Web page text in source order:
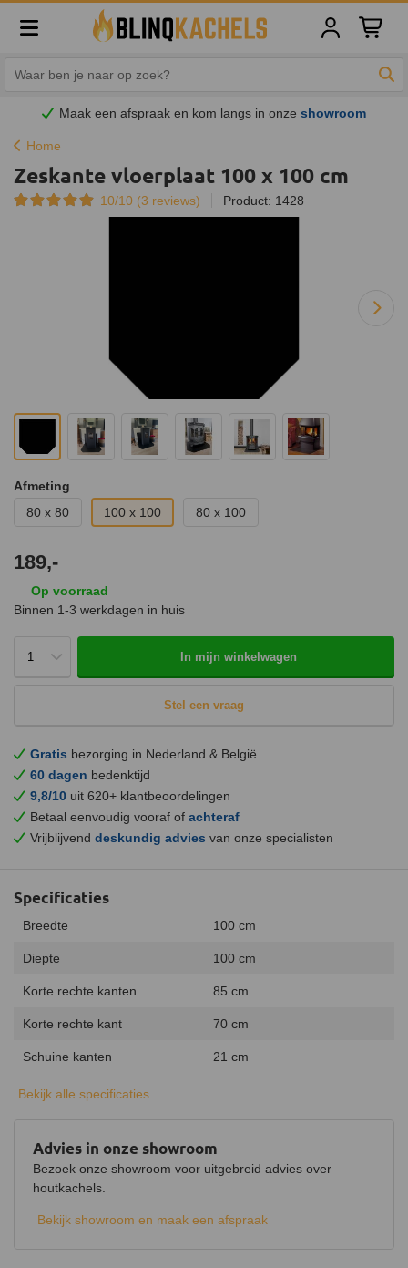
Maak een afspraak en kom langs in onzeshowroom
Home
Zeskante vloerplaat 100 x 100 cm
10/10 (3 reviews) Product: 1428
Afmeting
80 x 80
100 x 100 80 x 100
189,-
Op voorraad
Binnen 1-3 werkdagen in huis
In mijn winkelwagen
Stel een vraag
Gratis bezorging in Nederland & België
60 dagen bedenktijd
9,8/10 uit 620+ klantbeoordelingen
Betaal eenvoudig vooraf of achteraf
Vrijblijvend deskundig advies van onze specialisten
Advies in onze showroom
Bezoek onze showroom voor uitgebreid advies over
houtkachels.
Bekijk showroom en maak een afspraak
Specificaties
Breedte 100 cm
Diepte 100 cm
Korte rechte kanten 85 cm
Korte rechte kant 70 cm
Schuine kanten 21 cm
Dikte
Classificatietemperatuur 700 °C
Kleur
Vorm Zeskant
Bekijk alle specificaties